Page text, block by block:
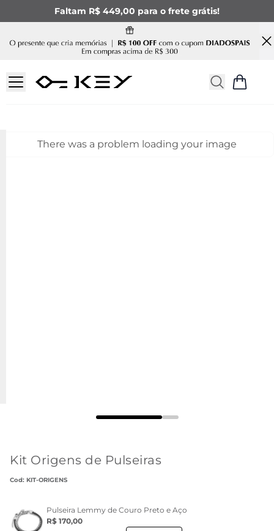
Faltam R$ 449,00 para o frete grátis!
There was a problem loading your image
Kit Origens de Pulseiras
: KIT-ORIGENS
Pulseira Lemmy de Couro Preto e Aço
R$ 170,00